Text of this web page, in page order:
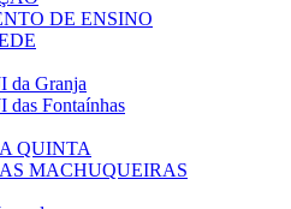
DE ENSINO
da Granja
das Fontaínhas
QUINTA
MACHUQUEIRAS